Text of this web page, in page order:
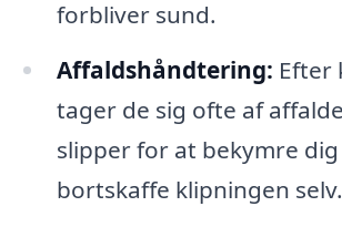
forbliver sund.
Affaldshåndtering: Efter
tager de sig ofte af
slipper for at bekymre
bortskaffe klipningen selv.